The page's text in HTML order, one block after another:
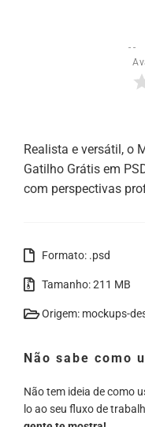
Realista e versátil, o
Gatilho Grátis em
com perspectivas
Formato: .psd
Tamanho: 211 MB
Origem: mockups-
Não sabe como
Não tem ideia de como
lo ao seu fluxo de